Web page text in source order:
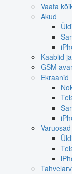
Vaata
Akud
Kaablid
GSM
Ekraanid